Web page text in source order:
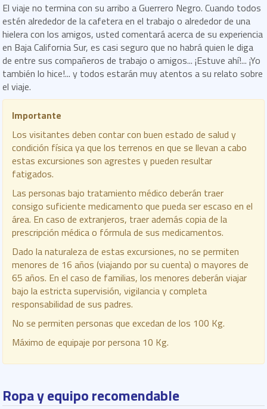
El viaje no termina con su arribo a Guerrero Negro. Cuando todos
estén alrededor de la cafetera en el trabajo o alrededor de una
hielera con los amigos, usted comentará acerca de su experiencia
en Baja California Sur, es casi seguro que no habrá quien le diga
de entre sus compañeros de trabajo o amigos... ¡Estuve ahí!... ¡Yo
también lo hice!... y todos estarán muy atentos a su relato sobre
el viaje.
Importante
Los visitantes deben contar con buen estado de salud y
condición física ya que los terrenos en que se llevan a cabo
estas excursiones son agrestes y pueden resultar
fatigados.
Las personas bajo tratamiento médico deberán traer
consigo suficiente medicamento que pueda ser escaso en el
área. En caso de extranjeros, traer además copia de la
prescripción médica o fórmula de sus medicamentos.
Dado la naturaleza de estas excursiones, no se permiten
menores de 16 años (viajando por su cuenta) o mayores de
65 años. En el caso de familias, los menores deberán viajar
bajo la estricta supervisión, vigilancia y completa
responsabilidad de sus padres.
No se permiten personas que excedan de los 100 Kg.
Máximo de equipaje por persona 10 Kg.
Ropa y equipo recomendable